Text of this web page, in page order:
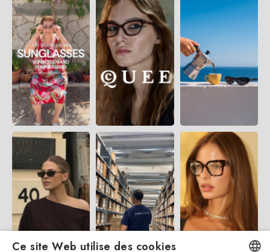
Ce site Web utilise des cookies